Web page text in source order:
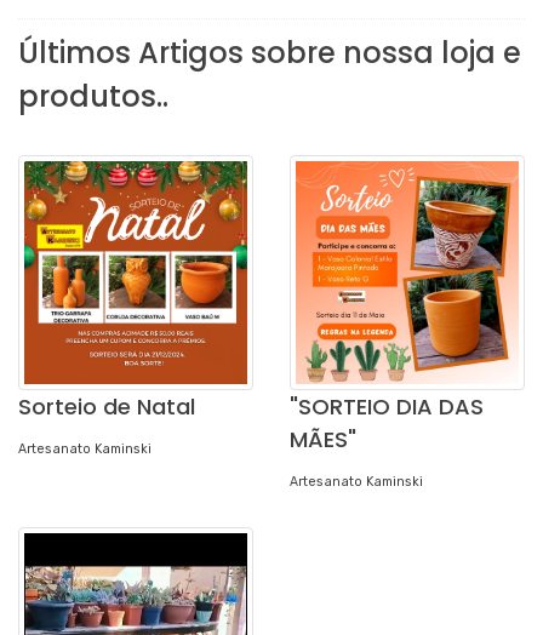
Últimos Artigos sobre nossa loja e
produtos..
Sorteio de Natal
Artesanato Kaminski
"SORTEIO DIA DAS
MÃES"
Artesanato Kaminski